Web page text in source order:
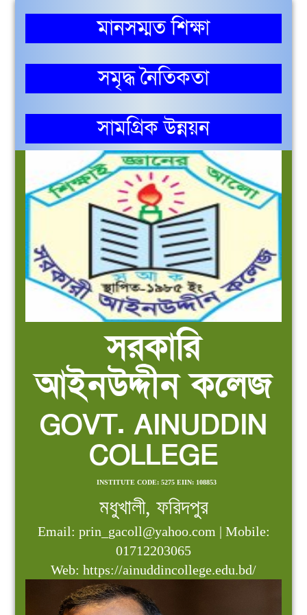
মানসম্মত শিক্ষা
সমৃদ্ধ নৈতিকতা
সামগ্রিক উন্নয়ন
সরকারি
আইনউদ্দীন কলেজ
GOVT. AINUDDIN
COLLEGE
INSTITUTE CODE: 5275 EIIN: 108853
মধুখালী, ফরিদপুর
Email: prin_gacoll@yahoo.com | Mobile:
01712203065
Web: https://ainuddincollege.edu.bd/